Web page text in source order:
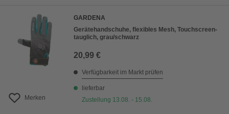
Merken
GARDENA
Gerätehandschuhe, flexibles Mesh, Touchscreen-
tauglich, grau/schwarz
20,99 €
Verfügbarkeit im Markt prüfen
lieferbar
Zustellung 13.08. - 15.08.